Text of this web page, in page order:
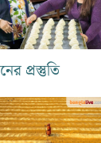
প্রস্তুতি